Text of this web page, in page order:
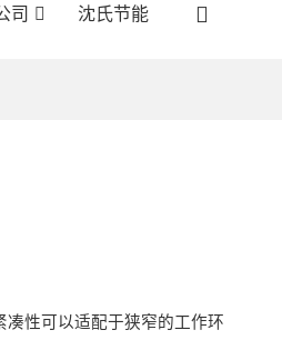
司 沈氏节能
性可以适配于狭窄的工作环